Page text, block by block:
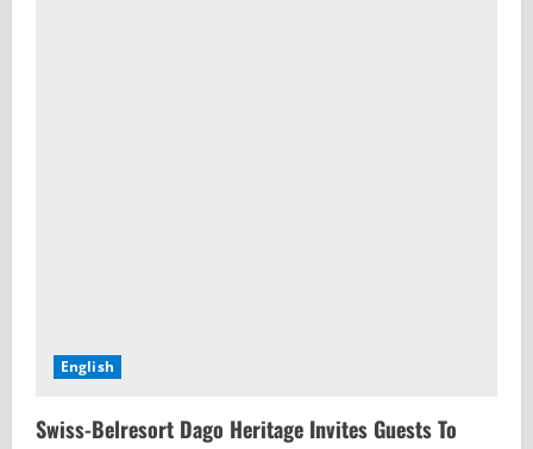
English
Swiss-Belresort Dago Heritage Invites Guests To